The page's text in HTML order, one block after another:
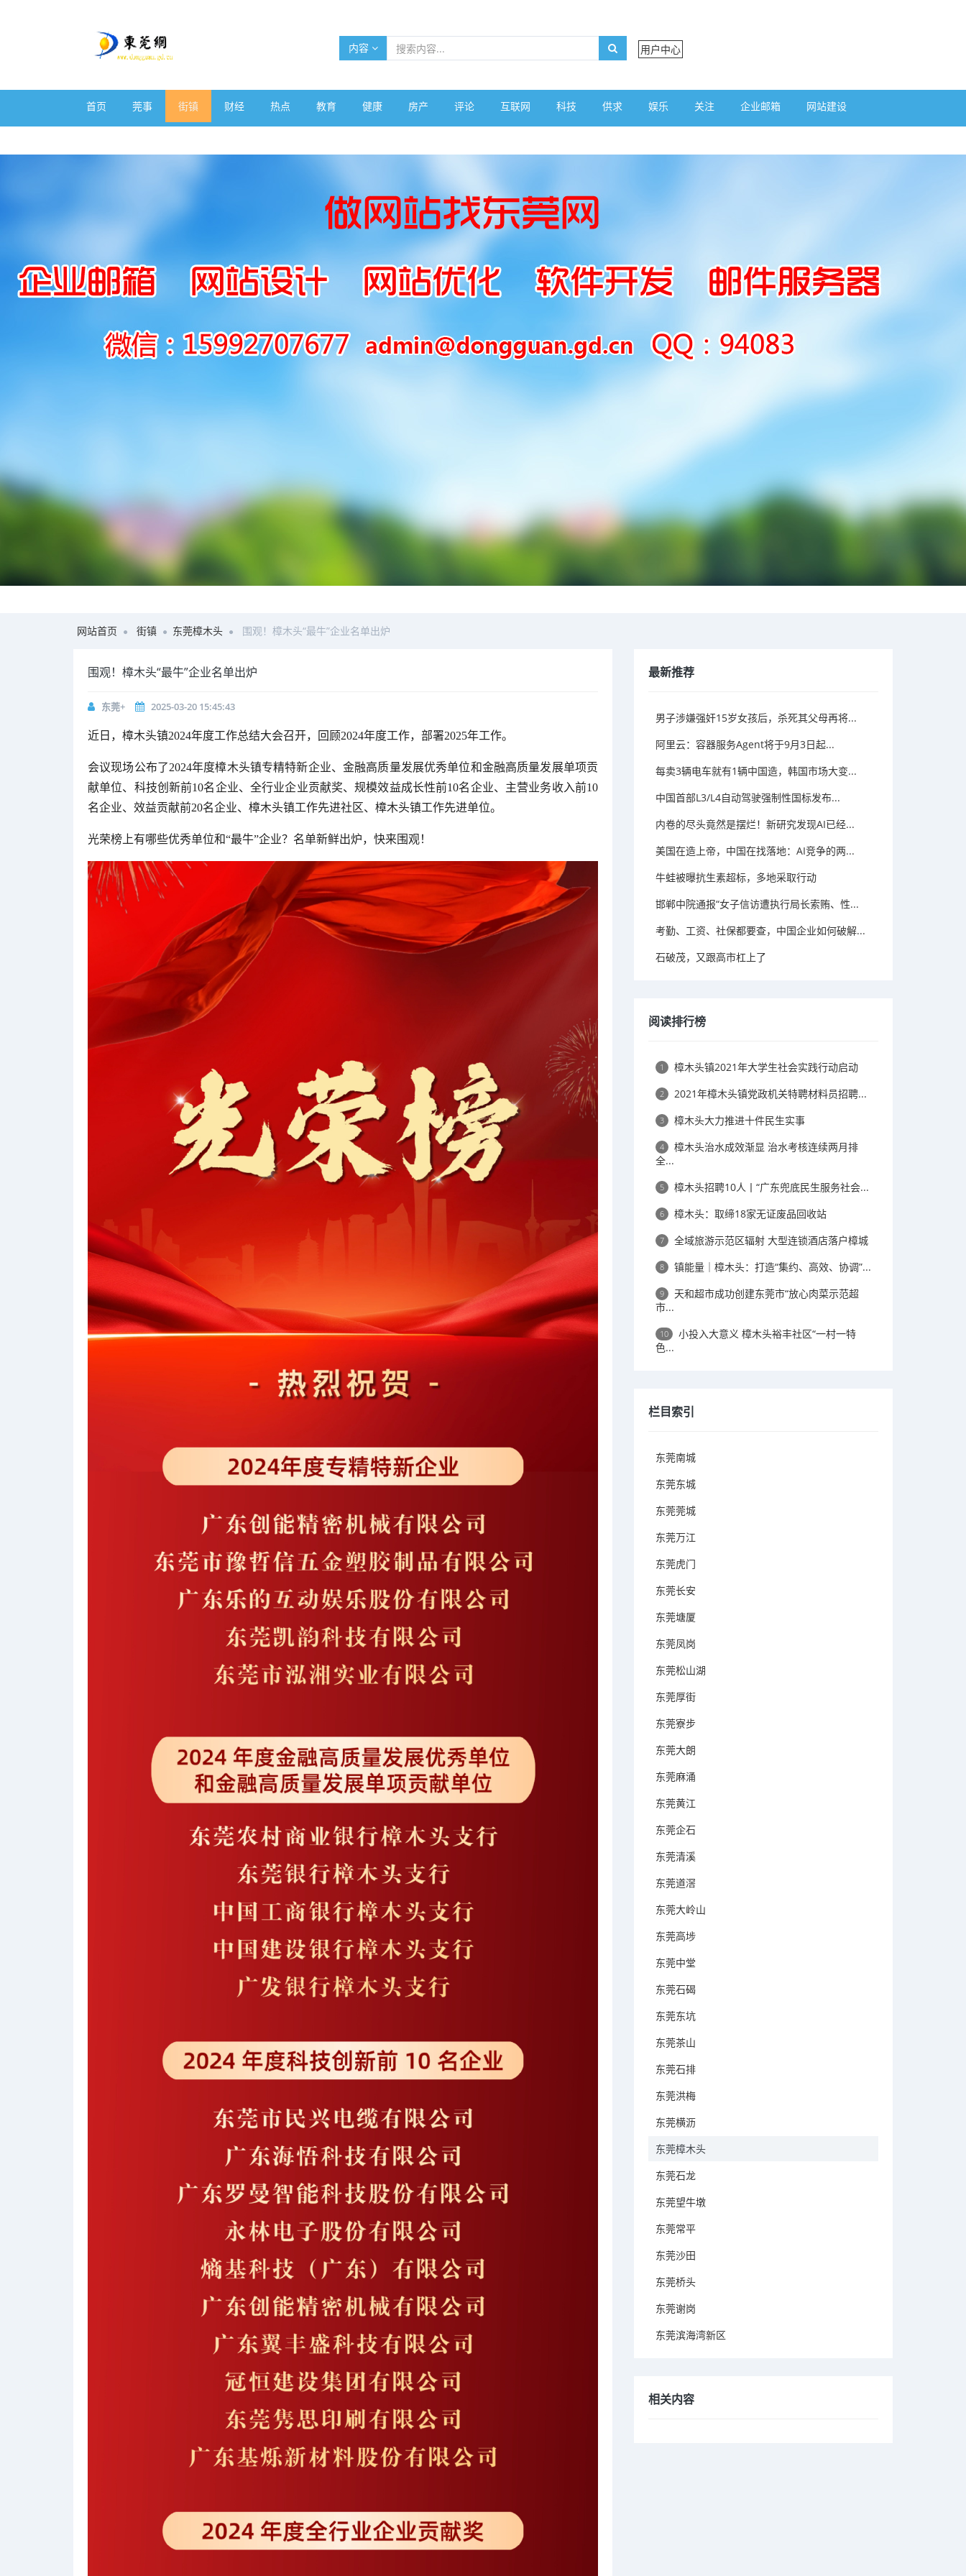
内容 用户中心
首页 莞事 街镇 财经 热点 教育 健康 房产 评论 互联网 科技 供求 娱乐 关注 企业邮箱 网站建设
网站首页 街镇 东莞樟木头 围观！樟木头“最牛”企业名单出炉
围观！樟木头“最牛”企业名单出炉
东莞+ 2025-03-20 15:45:43
近日，樟木头镇2024年度工作总结大会召开，回顾2024年度工作，部署2025年工作。
会议现场公布了2024年度樟木头镇专精特新企业、金融高质量发展优秀单位和金融高质量发展单项贡
献单位、科技创新前10名企业、全行业企业贡献奖、规模效益成长性前10名企业、主营业务收入前10
名企业、效益贡献前20名企业、樟木头镇工作先进社区、樟木头镇工作先进单位。
光荣榜上有哪些优秀单位和“最牛”企业？名单新鲜出炉，快来围观！
最新推荐
男子涉嫌强奸15岁女孩后，杀死其父母再将...
阿里云：容器服务Agent将于9月3日起...
每卖3辆电车就有1辆中国造，韩国市场大变...
中国首部L3/L4自动驾驶强制性国标发布...
内卷的尽头竟然是摆烂！新研究发现AI已经...
美国在造上帝，中国在找落地：AI竞争的两...
牛蛙被曝抗生素超标，多地采取行动
邯郸中院通报“女子信访遭执行局长索贿、性...
考勤、工资、社保都要查，中国企业如何破解...
石破茂，又跟高市杠上了
阅读排行榜
1 樟木头镇2021年大学生社会实践行动启动
2 2021年樟木头镇党政机关特聘材料员招聘...
3 樟木头大力推进十件民生实事
4
樟木头治水成效渐显 治水考核连续两月排
全...
5 樟木头招聘10人丨“广东兜底民生服务社会...
6 樟木头：取缔18家无证废品回收站
7 全域旅游示范区辐射 大型连锁酒店落户樟城
8 镇能量｜樟木头：打造“集约、高效、协调”...
9
天和超市成功创建东莞市“放心肉菜示范超
市...
10
小投入大意义 樟木头裕丰社区“一村一特
色...
栏目索引
东莞南城
东莞东城
东莞莞城
东莞万江
东莞虎门
东莞长安
东莞塘厦
东莞凤岗
东莞松山湖
东莞厚街
东莞寮步
东莞大朗
东莞麻涌
东莞黄江
东莞企石
东莞清溪
东莞道滘
东莞大岭山
东莞高埗
东莞中堂
东莞石碣
东莞东坑
东莞茶山
东莞石排
东莞洪梅
东莞横沥
东莞樟木头
东莞石龙
东莞望牛墩
东莞常平
东莞沙田
东莞桥头
东莞谢岗
东莞滨海湾新区
相关内容